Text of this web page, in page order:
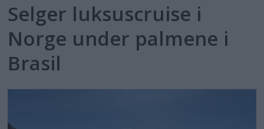
Selger luksuscruise i
Norge under palmene i
Brasil